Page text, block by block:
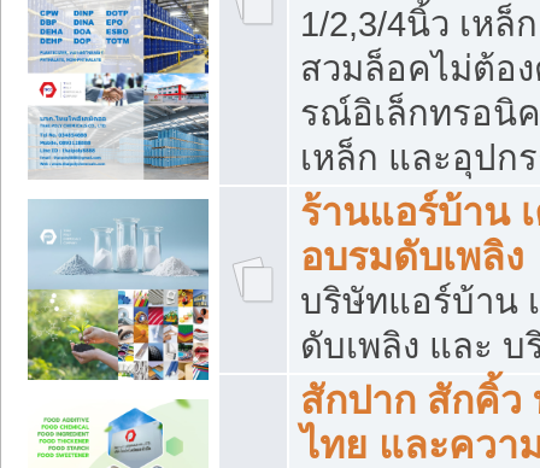
1/2,3/4นิ้ว เหล็
สวมล็อคไม่ต้อ
รณ์อิเล็กทรอนิ
เหล็ก และอุปก
ร้านแอร์บ้าน
อบรมดับเพลิง
บริษัทแอร์บ้าน
ดับเพลิง และ
สักปาก สักคิ้
ไทย และควา